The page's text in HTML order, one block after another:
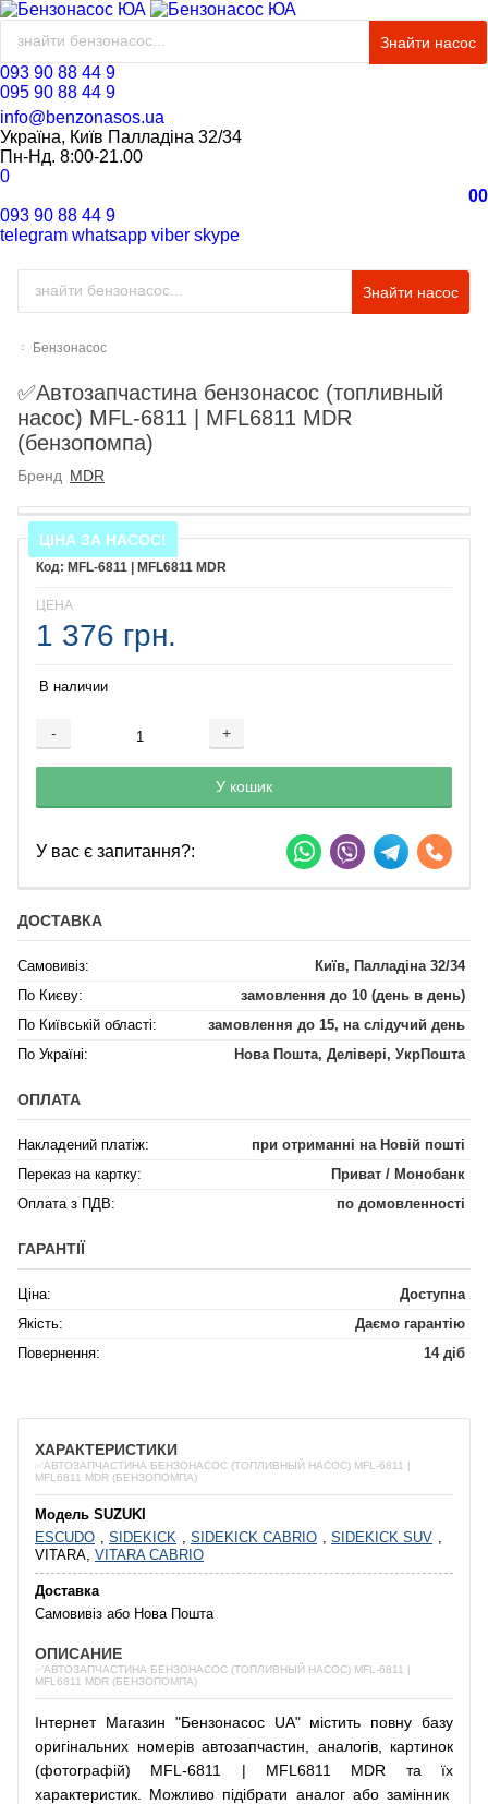
Знайти насос
093 90 88 44 9
095 90 88 44 9
info@benzonasos.ua
Україна, Київ Палладіна 32/34
Пн-Нд. 8:00-21.00
0
00
093 90 88 44 9
telegram whatsapp viber skype
Знайти насос
Бензонасос
✅Автозапчастина бензонасос (топливный
насос) MFL-6811 | MFL6811 MDR
(бензопомпа)
Бренд MDR
ЦІНА ЗА НАСОС!
MFL-6811 | MFL6811 MDR
ЦЕНА
1 376 грн.
В наличии
- +
Добавляется...
У кошик
Добавлен
У вас є запитання?:
ДОСТАВКА
Самовивіз:
Київ, Палладіна 32/34
По Києву:
замовлення до 10 (день в день)
По Київській області:
замовлення до 15, на слідучий день
По Україні:
Нова Пошта, Делівері, УкрПошта
ОПЛАТА
Накладений платіж:
при отриманні на Новій пошті
Переказ на картку:
Приват / Монобанк
Оплата з ПДВ:
по домовленності
ГАРАНТІЇ
Ціна:
Доступна
Якість:
Даємо гарантію
Повернення:
14 діб
ХАРАКТЕРИСТИКИ
✅АВТОЗАПЧАСТИНА БЕНЗОНАСОС (ТОПЛИВНЫЙ НАСОС) MFL-6811 |
MFL6811 MDR (БЕНЗОПОМПА)
Модель SUZUKI
ESCUDO , SIDEKICK , SIDEKICK CABRIO , SIDEKICK SUV ,
VITARA, VITARA CABRIO
Доставка
Самовивіз або Нова Пошта
ОПИСАНИЕ
✅АВТОЗАПЧАСТИНА БЕНЗОНАСОС (ТОПЛИВНЫЙ НАСОС) MFL-6811 |
MFL6811 MDR (БЕНЗОПОМПА)
Інтернет Магазин "Бензонасос UA" містить повну базу
оригінальних номерів автозапчастин аналогів,
картинок
(фотографій) MFL-6811 | MFL6811 MDR та їх
характеристик. Можливо підібрати аналог або замінник